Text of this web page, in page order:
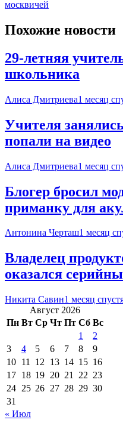
москвичей
Похожие новости
29-летняя
школьника
Алиса Дмитриева1 месяц
Учителя
попали на видео
Алиса Дмитриева1 месяц
Блогер бросил
приманку для
Антонина Черташ1 месяц
Владелец
оказался
Никита Савин1 месяц
Август 2026
Пн Вт Ср Чт Пт Сб Вс
1
2
3
4 5 6 7 8
9
10 11 12 13 14 15 16
17 18 19 20 21 22 23
24 25 26 27 28 29 30
31
« Июл